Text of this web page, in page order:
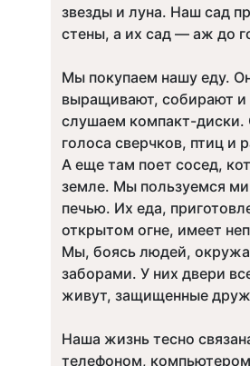
звезды и луна. Наш сад
стены, а их сад — аж до
Мы покупаем нашу еду.
выращивают, собирают и
слушаем компакт-
голоса сверчков, птиц и
А еще там поет сосед,
земле. Мы пользуемся
печью. Их еда,
открытом огне, имеет
Мы, боясь людей,
заборами. У них двери
живут, защищенные
Наша жизнь тесно
телефоном,